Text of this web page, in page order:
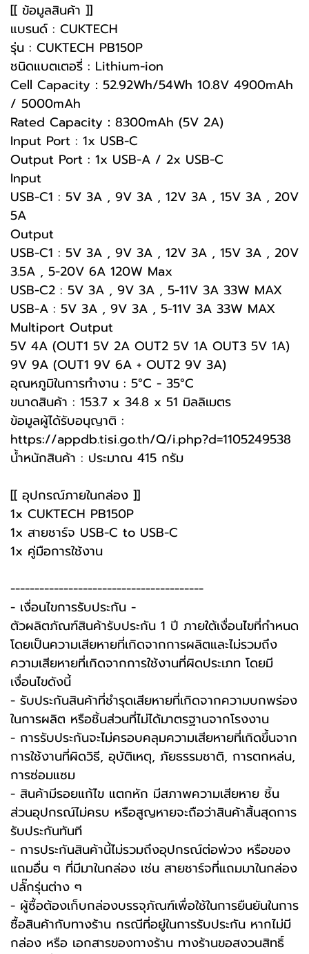
[[ ข้อมูลสินค้า ]]
แบรนด์ : CUKTECH
รุ่น : CUKTECH PB150P
ชนิดแบตเตอรี่ : Lithium-ion
Cell Capacity：52.92Wh/54Wh 10.8V 4900mAh
/ 5000mAh
Rated Capacity：8300mAh (5V 2A)
Input Port : 1x USB-C
Output Port : 1x USB-A / 2x USB-C
Input
USB-C1 : 5V 3A , 9V 3A , 12V 3A , 15V 3A , 20V
5A
Output
USB-C1 : 5V 3A , 9V 3A , 12V 3A , 15V 3A , 20V
3.5A , 5-20V 6A 120W Max
USB-C2 : 5V 3A , 9V 3A , 5-11V 3A 33W MAX
USB-A : 5V 3A , 9V 3A , 5-11V 3A 33W MAX
Multiport Output
5V 4A (OUT1 5V 2A OUT2 5V 1A OUT3 5V 1A)
9V 9A (OUT1 9V 6A + OUT2 9V 3A)
อุณหภูมิในการทำงาน : 5°C - 35°C
ขนาดสินค้า : 153.7 x 34.8 x 51 มิลลิเมตร
ข้อมูลผู้ได้รับอนุญาติ :
https://appdb.tisi.go.th/Q/i.php?d=1105249538
น้ำหนักสินค้า : ประมาณ 415 กรัม
[[ อุปกรณ์ภายในกล่อง ]]
1x CUKTECH PB150P
1x สายชาร์จ USB-C to USB-C
1x คู่มือการใช้งาน
----------------------------------------
-️ เงื่อนไขการรับประกัน -️
ตัวผลิตภัณฑ์สินค้ารับประกัน 1 ปี ภายใต้เงื่อนไขที่กำหนด
โดยเป็นความเสียหายที่เกิดจากการผลิตและไม่รวมถึง
ความเสียหายที่เกิดจากการใช้งานที่ผิดประเภท โดยมี
เงื่อนไขดังนี้
- รับประกันสินค้าที่ชำรุดเสียหายที่เกิดจากความบกพร่อง
ในการผลิต หรือชิ้นส่วนที่ไม่ได้มาตรฐานจากโรงงาน
- การรับประกันจะไม่ครอบคลุมความเสียหายที่เกิดขึ้นจาก
การใช้งานที่ผิดวิธี, อุบัติเหตุ, ภัยธรรมชาติ, การตกหล่น,
การซ่อมแซม
- สินค้ามีรอยแก้ไข แตกหัก มีสภาพความเสียหาย ชิ้น
ส่วนอุปกรณ์ไม่ครบ หรือสูญหายจะถือว่าสินค้าสิ้นสุดการ
รับประกันทันที
- การประกันสินค้านี้ไม่รวมถึงอุปกรณ์ต่อพ่วง หรือของ
แถมอื่น ๆ ที่มีมาในกล่อง เช่น สายชาร์จที่แถมมาในกล่อง
ปลั๊กรุ่นต่าง ๆ
-️ ผู้ซื้อต้องเก็บกล่องบรรจุภัณฑ์เพื่อใช้ในการยืนยันในการ
ซื้อสินค้ากับทางร้าน กรณีที่อยู่ในการรับประกัน หากไม่มี
กล่อง หรือ เอกสารของทางร้าน ทางร้านขอสงวนสิทธิ์